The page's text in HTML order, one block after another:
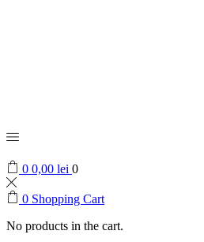
0 0,00 lei 0
0 Shopping Cart
No products in the cart.